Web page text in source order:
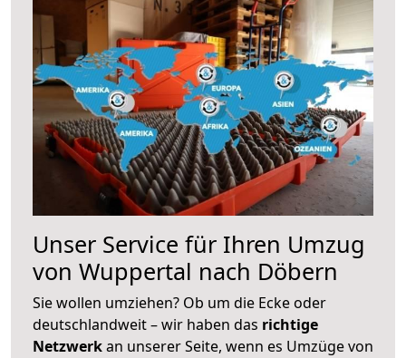
Unser Service für Ihren Umzug
von Wuppertal nach Döbern
Sie wollen umziehen? Ob um die Ecke oder
deutschlandweit – wir haben das richtige
Netzwerkan unserer Seite, wenn es Umzüge von